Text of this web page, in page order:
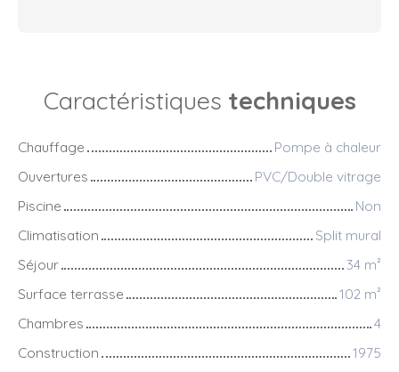
Caractéristiques techniques
Chauffage
Pompe à chaleur
Ouvertures
PVC/Double vitrage
Piscine
Non
Climatisation
Split mural
Séjour
34 m²
Surface terrasse
102 m²
Chambres
4
Construction
1975